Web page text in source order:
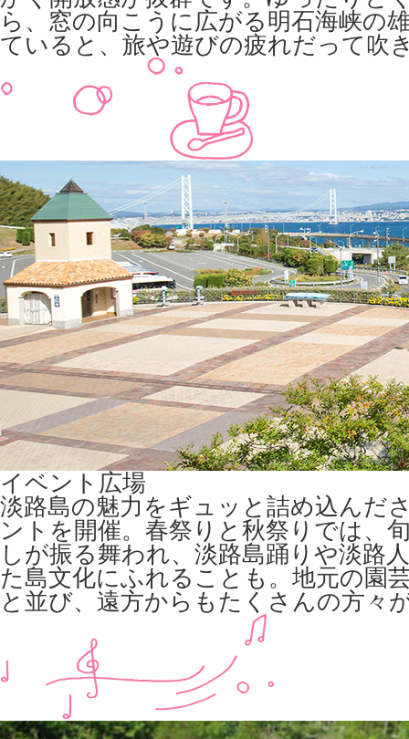
ら、窓の向こうに広がる明石海峡の
ていると、旅や遊びの疲れだって吹
イベント広場
淡路島の魅力をギュッと詰め込んだ
ントを開催。春祭りと秋祭りでは、
しが振る舞われ、淡路島踊りや淡路
た島文化にふれることも。地元の園
と並び、遠方からもたくさんの方々